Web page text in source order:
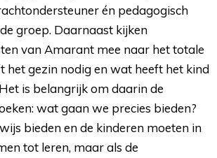
én pedagogisch
groep. Daarnaast kijken
van Amarant mee naar het totale
het gezin nodig en wat heeft het kind
is belangrijk om daarin de
wat gaan we precies bieden?
bieden en de kinderen moeten in
tot leren, maar als de